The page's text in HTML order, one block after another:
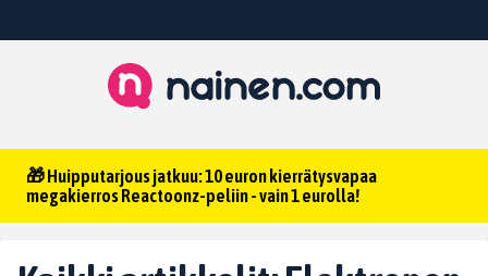
🎁 Huipputarjous jatkuu: 10 euron kierrätysvapaa
megakierros Reactoonz-peliin - vain 1 eurolla!